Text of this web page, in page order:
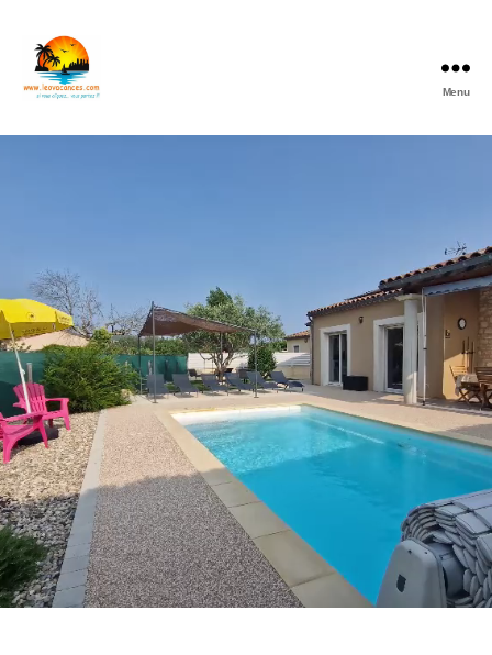
Menu